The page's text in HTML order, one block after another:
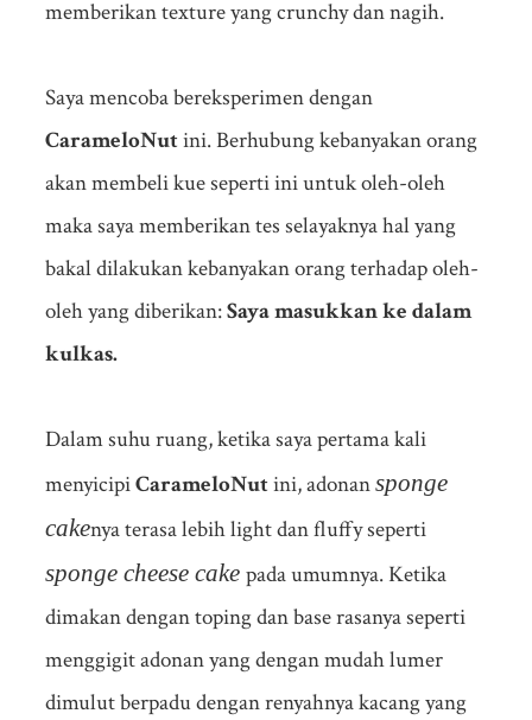
memberikan texture yang crunchy dan nagih.
Saya mencoba bereksperimen dengan
CarameloNutini. Berhubung kebanyakan orang
akan membeli kue seperti ini untuk oleh-oleh
maka saya memberikan tes selayaknya hal yang
bakal dilakukan kebanyakan orang terhadap oleh-
oleh yang diberikan:Saya masukkan ke dalam
kulkas.
Dalam suhu ruang, ketika saya pertama kali
menyicipiCarameloNutini, adonansponge
cakenya terasa lebih light dan fluffy seperti
sponge cheese cake pada umumnya. Ketika
dimakan dengan toping dan base rasanya seperti
menggigit adonan yang dengan mudah lumer
dimulut berpadu dengan renyahnya kacang yang